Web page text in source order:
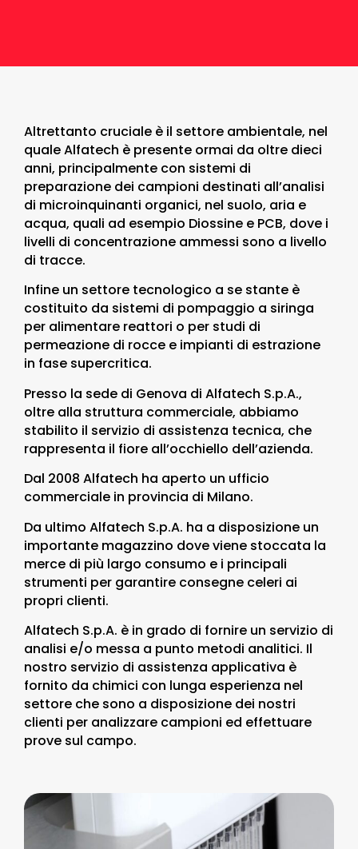
Altrettanto cruciale è il settore ambientale, nel
quale Alfatech è presente ormai da oltre dieci
anni, principalmente con sistemi di
preparazione dei campioni destinati all’analisi
di microinquinanti organici, nel suolo, aria e
acqua, quali ad esempio Diossine e PCB, dove i
livelli di concentrazione ammessi sono a livello
di tracce.
Infine un settore tecnologico a se stante è
costituito da sistemi di pompaggio a siringa
per alimentare reattori o per studi di
permeazione di rocce e impianti di estrazione
in fase supercritica.
Presso la sede di Genova di Alfatech S.p.A.,
oltre alla struttura commerciale, abbiamo
stabilito il servizio di assistenza tecnica, che
rappresenta il fiore all’occhiello dell’azienda.
Dal 2008 Alfatech ha aperto un ufficio
commerciale in provincia di Milano.
Da ultimo Alfatech S.p.A. ha a disposizione un
importante magazzino dove viene stoccata la
merce di più largo consumo e i principali
strumenti per garantire consegne celeri ai
propri clienti.
Alfatech S.p.A. è in grado di fornire un servizio di
analisi e/o messa a punto metodi analitici. Il
nostro servizio di assistenza applicativa è
fornito da chimici con lunga esperienza nel
settore che sono a disposizione dei nostri
clienti per analizzare campioni ed effettuare
prove sul campo.